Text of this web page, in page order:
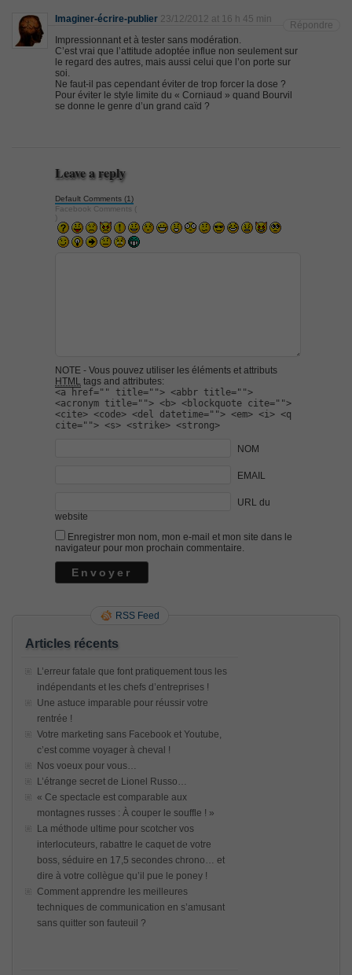
Imaginer-écrire-publier 23/12/2012 at 16 h 45 min
Impressionnant et à tester sans modération.
C’est vrai que l’attitude adoptée influe non seulement sur
le regard des autres, mais aussi celui que l’on porte sur
soi.
Ne faut-il pas cependant éviter de trop forcer la dose ?
Pour éviter le style limite du « Corniaud » quand Bourvil
se donne le genre d’un grand caïd ?
Répondre
Leave a reply
Default Comments (1)
Facebook Comments (
)
NOTE - Vous pouvez utiliser les éléments et attributs
HTML tags and attributes:
<a href="" title=""> <abbr title="">
<acronym title=""> <b> <blockquote cite="">
<cite> <code> <del datetime=""> <em> <i> <q
cite=""> <s> <strike> <strong>
NOM
EMAIL
URL du
website
Enregistrer mon nom, mon e-mail et mon site dans le
navigateur pour mon prochain commentaire.
RSS Feed
Articles récents
L’erreur fatale que font pratiquement tous les
indépendants et les chefs d’entreprises !
Une astuce imparable pour réussir votre
rentrée !
Votre marketing sans Facebook et Youtube,
c’est comme voyager à cheval !
Nos voeux pour vous…
L’étrange secret de Lionel Russo…
« Ce spectacle est comparable aux
montagnes russes : À couper le souffle ! »
La méthode ultime pour scotcher vos
interlocuteurs, rabattre le caquet de votre
boss, séduire en 17,5 secondes chrono… et
dire à votre collègue qu’il pue le poney !
Comment apprendre les meilleures
techniques de communication en s’amusant
sans quitter son fauteuil ?